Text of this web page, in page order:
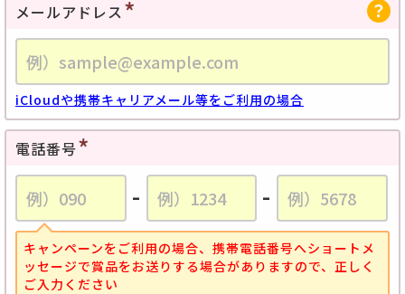
メールアドレス
iCloudや携帯キャリアメール等をご利用の場合
電話番号
- -
キャンペーンをご利用の場合、携帯電話番号へショートメ
ッセージで賞品をお送りする場合がありますので、正しく
ご入力ください